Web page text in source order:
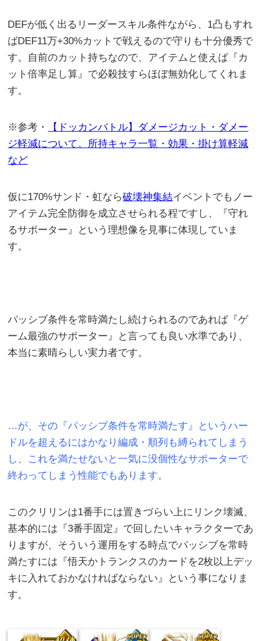
DEFが低く出るリーダースキル条件ながら、1凸もすれ
ばDEF11万+30%カットで戦えるので守りも十分優秀で
す。自前のカット持ちなので、アイテムと使えば『カ
ット倍率足し算』で必殺技すらほぼ無効化してくれま
す。
※参考・
【ドッカンバトル】ダメージカット・ダメー
ジ軽減について。所持キャラ一覧・効果・掛け算軽減
など
仮に170%サンド・虹なら破壊神集結イベントでもノー
アイテム完全防御を成立させられる程ですし、『守れ
るサポーター』という理想像を見事に体現していま
す。
パッシブ条件を常時満たし続けられるのであれば『ゲ
ーム最強のサポーター』と言っても良い水準であり、
本当に素晴らしい実力者です。
…が、その『パッシブ条件を常時満たす』というハー
ドルを超えるにはかなり編成・順列も縛られてしまう
し、これを満たせないと一気に没個性なサポーターで
終わってしまう性能でもあります。
このクリリンは1番手には置きづらい上にリンク壊滅、
基本的には『3番手固定』で回したいキャラクターであ
りますが、そういう運用をする時点でパッシブを常時
満たすには『悟天かトランクスのカードを2枚以上デッ
キに入れておかなければならない』という事になりま
す。